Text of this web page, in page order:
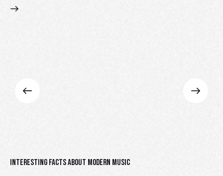
INTERESTING FACTS ABOUT MODERN MUSIC